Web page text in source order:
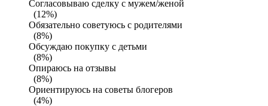
Согласовываю сделку с мужем/женой
(12%)
Обязательно советуюсь с родителями
(8%)
Обсуждаю покупку с детьми
(8%)
Опираюсь на отзывы
(8%)
Ориентируюсь на советы блогеров
(4%)